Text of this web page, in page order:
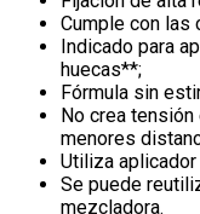
Cumple con las
Indicado para
huecas**;
Fórmula sin
No crea
menores
Utiliza
Se puede
mezcladora.